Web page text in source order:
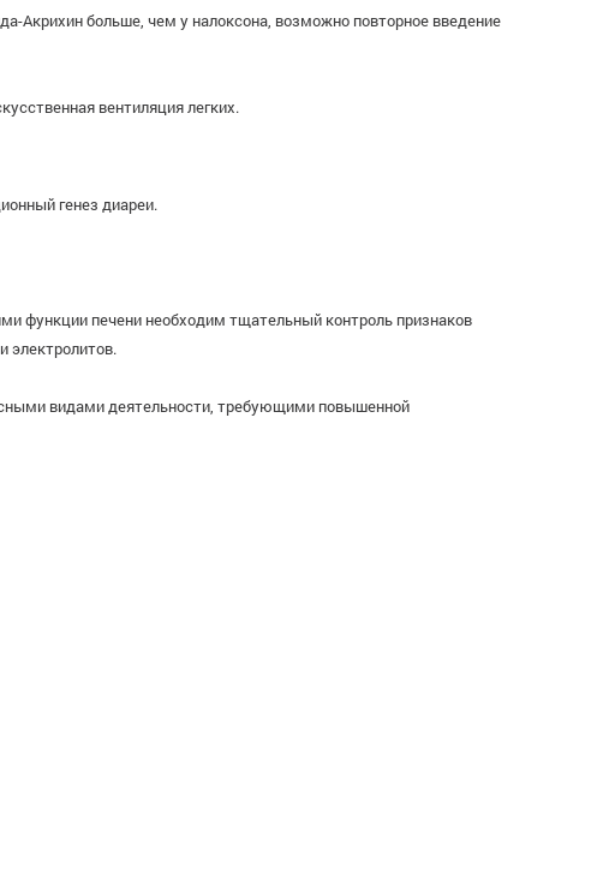
Акрихин больше, чем у налоксона, возможно повторное введение
вентиляция легких.
генез диареи.
функции печени необходим тщательный контроль признаков
электролитов.
видами деятельности, требующими повышенной